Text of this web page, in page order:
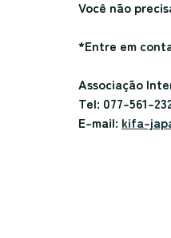
Você não
*Entre em
Associação
Tel: 077-561-
E-mail: kifa-